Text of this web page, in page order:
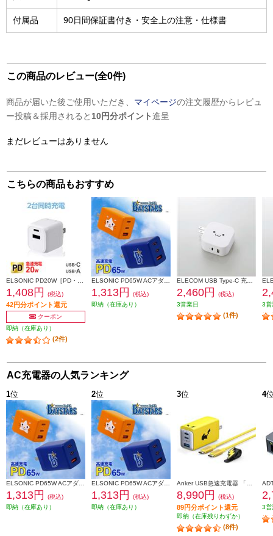
付属品 90日間保証書付き・安全上の注意・仕様書
この商品のレビュー(全0件)
商品が届いた後ご使用いただき、 マイページの注文履歴からレビュ
ー投稿＆採用されると 10円分ポイント進呈
まだレビューはありません
こちらの商品もおすすめ
1,408円 (税込)
42円分ポイント還元
クーポン
即納（在庫あり）
(2件)
1,313円
(税込)
即納（在庫あり）
2,460円
(税込)
3営業日
(1件)
3営
AC充電器の人気ランキング
1位
1,313円
(税込)
即納（在庫あり）
2位
1,313円
(税込)
即納（在庫あり）
3位
8,990円 (税込)
89円分ポイント還元
即納（在庫残りわずか）
(8件)
4
3営